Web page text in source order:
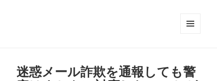
ット
迷惑メール詐欺を通報しても警